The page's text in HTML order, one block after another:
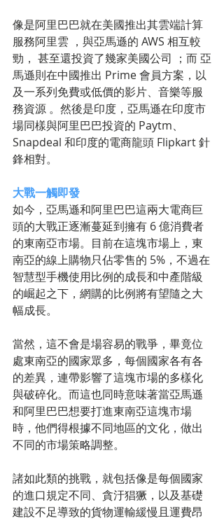
像是阿里巴巴就在美國推出其雲端計算
服務阿里雲 ，與亞馬遜的 AWS 相互較
勁， 甚至還投資了幾家美國公司 ；而 亞
馬遜則在中國推出 Prime 會員方案，以
及一系列免費或低價的影片、音樂等服
務資源 。然後是印度，亞馬遜在印度市
場同樣與阿里巴巴投資的 Paytm、
Snapdeal 和印度的電商龍頭 Flipkart 針
鋒相對。
大戰一觸即發
如今，亞馬遜和阿里巴巴這兩大電商巨
頭的大戰正逐漸蔓延到擁有 6 億消費者
的東南亞市場。目前在這塊市場上，東
南亞的線上購物只佔零售的 5%，不過在
智慧型手機使用比例的成長和中產階級
的崛起之下，網購的比例將有望隨之大
幅成長。
當然，這不會是場容易的戰爭，畢竟位
處東南亞的國家眾多，每個國家各有各
的差異，連帶影響了這塊市場的多樣化
與破碎化。而這也同時意味著當亞馬遜
和阿里巴巴想要打進東南亞這塊市場
時，他們得根據不同地區的文化，做出
不同的市場策略調整。
諸如此類的挑戰，就包括像是每個國家
的進口規定不同、貪汙猖獗，以及基礎
建設不足導致的貨物運輸緩慢且運費昂